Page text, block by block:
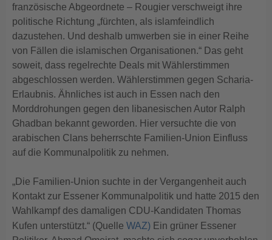
französische Abgeordnete – Rougier verschweigt ihre
politische Richtung „fürchten, als islamfeindlich
dazustehen. Und deshalb umwerben sie in einer Reihe
von Fällen die islamischen Organisationen.“ Das geht
soweit, dass regelrechte Deals mit Wählerstimmen
abgeschlossen werden. Wählerstimmen gegen Scharia-
Erlaubnis. Ähnliches ist auch in Essen nach den
Morddrohungen gegen den libanesischen Autor Ralph
Ghadban bekannt geworden. Hier versuchte die von
arabischen Clans beherrschte Familien-Union Einfluss
auf die Kommunalpolitik zu nehmen.
„Die Familien-Union suchte in der Vergangenheit auch
Kontakt zur Essener Kommunalpolitik und hatte 2015 den
Wahlkampf des damaligen CDU-Kandidaten Thomas
Kufen unterstützt.“ (Quelle WAZ) Ein grüner Essener